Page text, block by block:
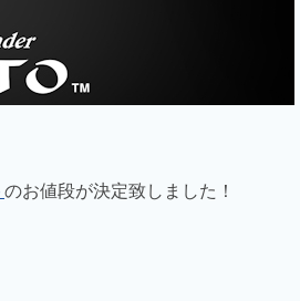
のお値段が決定致しました！